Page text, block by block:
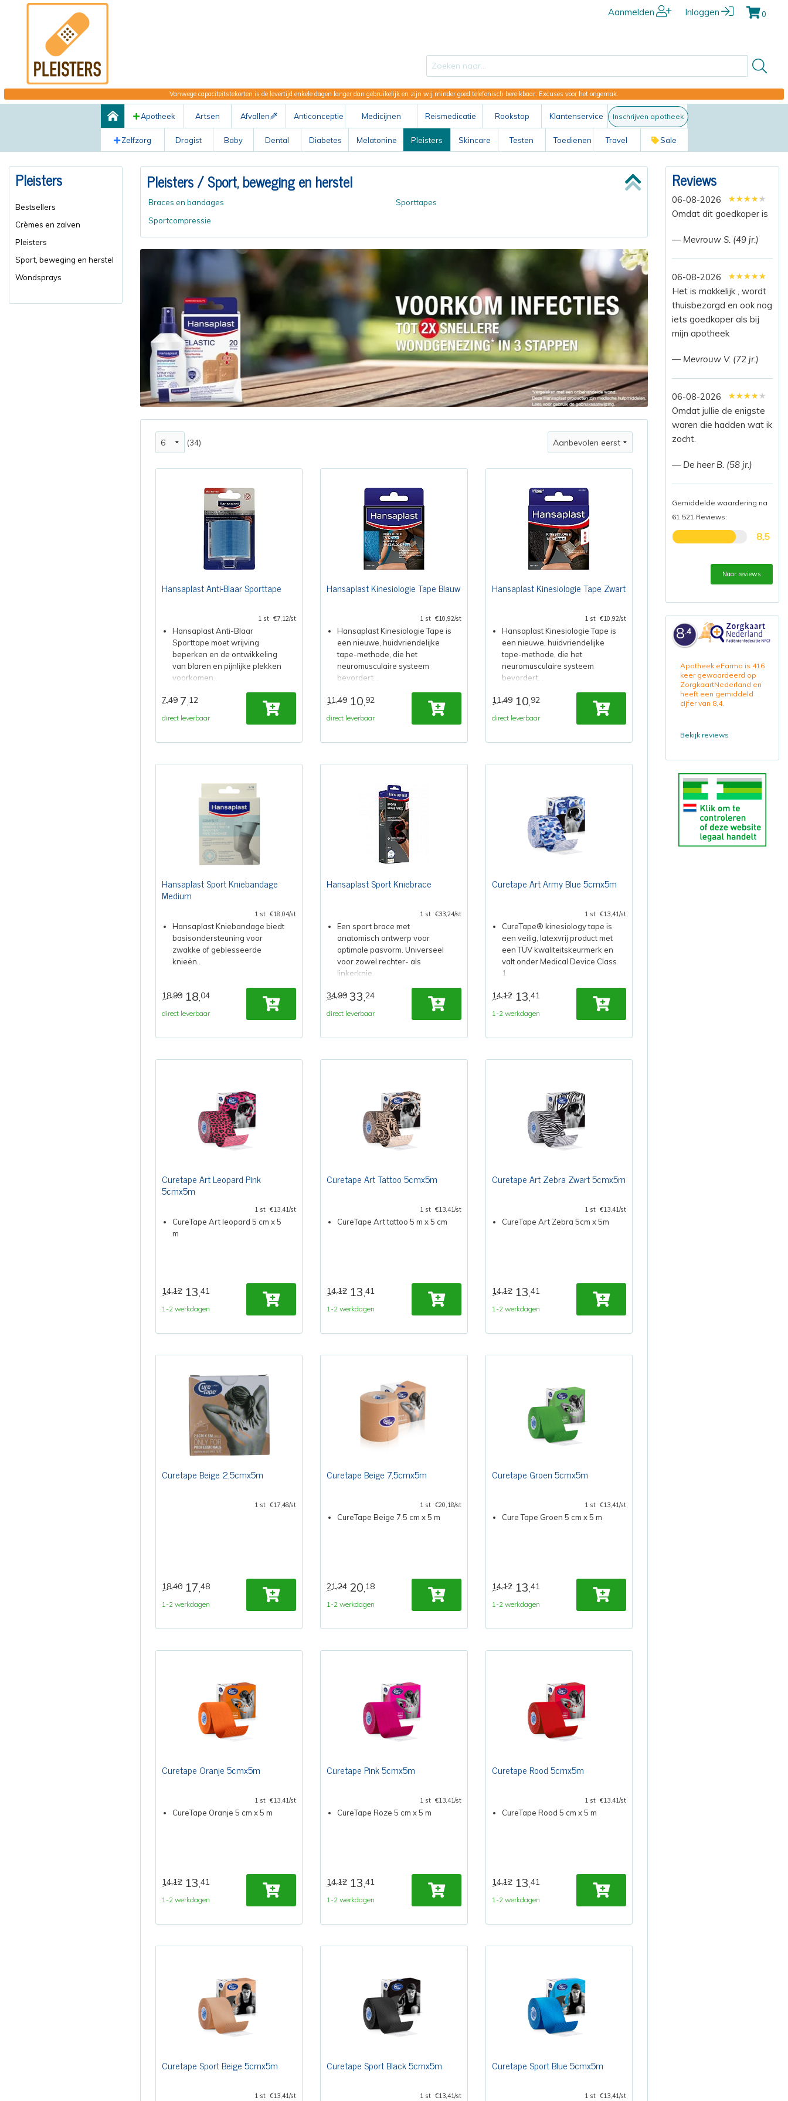
Aanmelden Inloggen 0
Vanwege capaciteitstekorten is de levertijd enkele dagen langer dan gebruikelijk en zijn wij minder goed telefonisch bereikbaar. Excuses voor het ongemak.
Apotheek Artsen Afvallen Anticonceptie Medicijnen
ABC
Reismedicatie Rookstop Klantenservice Inschrijven apotheek
Zelfzorg Drogist Baby Dental Diabetes Melatonine Pleisters Skincare Testen Toedienen Travel Sale
Pleisters
Bestsellers
Crèmes en zalven
Pleisters
Sport, beweging en herstel
Wondsprays
Pleisters/ Sport, beweging en herstel
Braces en bandages
Sportcompressie
Sporttapes
(34)
Hansaplast Anti-Blaar Sporttape
1 st €7,12/st
Hansaplast Anti-Blaar
Sporttape moet wrijving
beperken en de ontwikkeling
van blaren en pijnlijke plekken
voorkomen..
7,49 7,12
direct leverbaar
Hansaplast Kinesiologie Tape Blauw
1 st €10,92/st
Hansaplast Kinesiologie Tape is
een nieuwe, huidvriendelijke
tape-methode, die het
neuromusculaire systeem
bevordert. .
11,49 10,92
direct leverbaar
Hansaplast Kinesiologie Tape Zwart
1 st €10,92/st
Hansaplast Kinesiologie Tape is
een nieuwe, huidvriendelijke
tape-methode, die het
neuromusculaire systeem
bevordert. .
11,49 10,92
direct leverbaar
Hansaplast Sport Kniebandage
Medium
1 st €18,04/st
Hansaplast Kniebandage biedt
basisondersteuning voor
zwakke of geblesseerde
knieën..
18,99 18,04
direct leverbaar
Hansaplast Sport Kniebrace
1 st €33,24/st
Een sport brace met
anatomisch ontwerp voor
optimale pasvorm. Universeel
voor zowel rechter- als
linkerknie.
34,99 33,24
direct leverbaar
Curetape Art Army Blue 5cmx5m
1 st €13,41/st
CureTape® kinesiology tape is
een veilig, latexvrij product met
een TÜV kwaliteitskeurmerk en
valt onder Medical Device Class
1
14,12 13,41
1-2 werkdagen
Curetape Art Leopard Pink
5cmx5m
1 st €13,41/st
CureTape Art leopard 5 cm x 5
m
14,12 13,41
1-2 werkdagen
Curetape Art Tattoo 5cmx5m
1 st €13,41/st
CureTape Art tattoo 5 m x 5 cm
14,12 13,41
1-2 werkdagen
Curetape Art Zebra Zwart 5cmx5m
1 st €13,41/st
CureTape Art Zebra 5cm x 5m
14,12 13,41
1-2 werkdagen
Curetape Beige 2,5cmx5m
1 st €17,48/st
18,40 17,48
1-2 werkdagen
Curetape Beige 7,5cmx5m
1 st €20,18/st
CureTape Beige 7.5 cm x 5 m
21,24 20,18
1-2 werkdagen
Curetape Groen 5cmx5m
1 st €13,41/st
Cure Tape Groen 5 cm x 5 m
14,12 13,41
1-2 werkdagen
Curetape Oranje 5cmx5m
1 st €13,41/st
CureTape Oranje 5 cm x 5 m
14,12 13,41
1-2 werkdagen
Curetape Pink 5cmx5m
1 st €13,41/st
CureTape Roze 5 cm x 5 m
14,12 13,41
1-2 werkdagen
Curetape Rood 5cmx5m
1 st €13,41/st
CureTape Rood 5 cm x 5 m
14,12 13,41
1-2 werkdagen
Curetape Sport Beige 5cmx5m
1 st €13,41/st
Curetape Sport Black 5cmx5m
1 st €13,41/st
Curetape Sport Blue 5cmx5m
1 st €13,41/st
Reviews
06-08-2026 ★★★★★
★★★★★
★★★★★
Omdat dit goedkoper is
— Mevrouw S. (49 jr.)
06-08-2026 ★★★★★
★★★★★
★★★★★
Het is makkelijk , wordt
thuisbezorgd en ook nog
iets goedkoper als bij
mijn apotheek
— Mevrouw V. (72 jr.)
06-08-2026 ★★★★★
★★★★★
★★★★★
Omdat jullie de enigste
waren die hadden wat ik
zocht.
— De heer B. (58 jr.)
Gemiddelde waardering na
61.521 Reviews:
8,5
Naar reviews
8.4
Apotheek eFarma is 416
keer gewaardeerd op
ZorgkaartNederland en
heeft een gemiddeld
cijfer van 8,4.
Bekijk reviews